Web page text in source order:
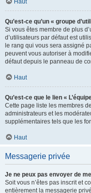
Haut
Qu’est-ce qu’un « groupe
Si vous êtes membre de plus
d’utilisateurs par défaut est
le rang qui vous sera assigné
peuvent vous autoriser à
défaut depuis le panneau de
Haut
Qu’est-ce que le lien «
Cette page liste les membres
administrateurs et les
supplémentaires tels que les
Haut
Messagerie privée
Je ne peux pas envoyer de
Soit vous n’êtes pas inscrit et
entièrement la messagerie